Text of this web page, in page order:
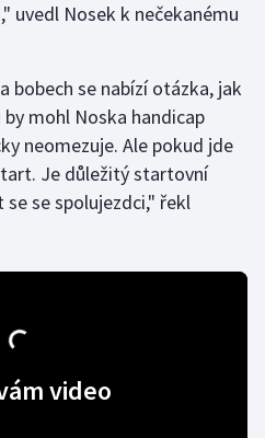
uvedl Nosek k nečekanému
bobech se nabízí otázka, jak
mohl Noska handicap
neomezuje. Ale pokud jde
Je důležitý startovní
se spolujezdci," řekl
video